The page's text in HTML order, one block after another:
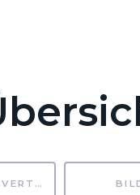
BUTTONS INVERTIERT